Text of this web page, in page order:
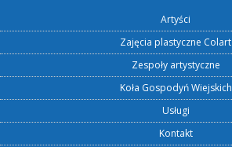
Artyści
Zajęcia plastyczne Colart
Zespoły artystyczne
Koła Gospodyń Wiejskich
Usługi
Kontakt